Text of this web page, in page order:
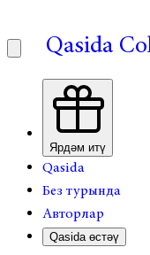
Qasida
Ярдәм итү
Qasida
Без турында
Авторлар
Qasida өстәү